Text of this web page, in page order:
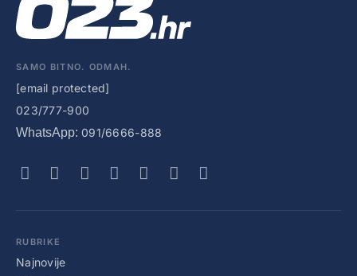
SAMO BITNO. ODMAH.
[email protected]
023/777-900
WhatsApp: 091/6666-888
RUBRIKE
Najnovije